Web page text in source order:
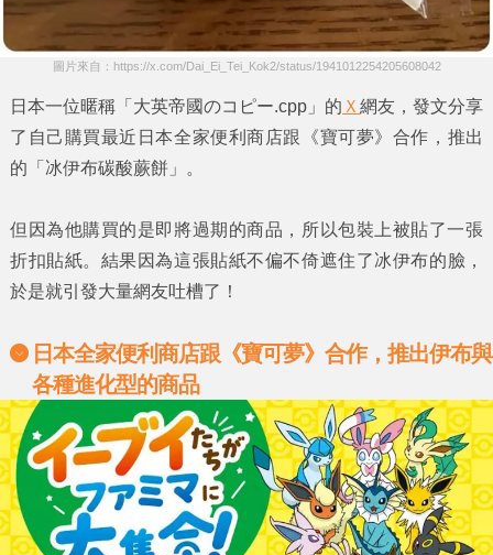
圖片來自：https://x.com/Dai_Ei_Tei_Kok2/status/1941012254205608042
日本一位暱稱「大英帝國のコピー.cpp」 的 Ｘ網友，發文分享
了自己購買最近日本全家便利商店跟 《寶可夢》 合作，推出
的 「冰伊布碳酸蕨餅」 。
但因為他購買的是即將過期的商品，所以包裝上被貼了一張
折扣貼紙。結果因為這張貼紙不偏不倚遮住了冰伊布的臉，
於是就引發大量網友吐槽了！
日本全家便利商店跟《寶可夢》 合作，推出伊布與
各種進化型的商品